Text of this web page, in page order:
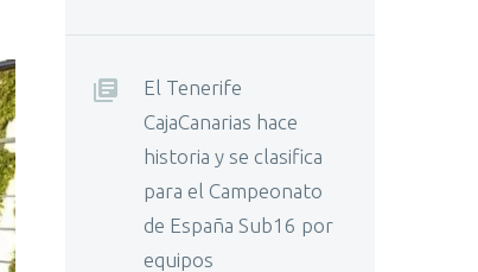
El Tenerife
CajaCanarias hace
historia y se clasifica
para el Campeonato
de España Sub16 por
equipos